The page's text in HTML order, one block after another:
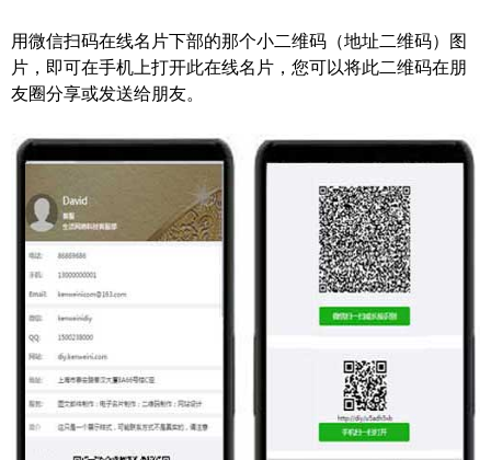
用微信扫码在线名片下部的那个小二维码（地址二维码）图
片，即可在手机上打开此在线名片，您可以将此二维码在朋
友圈分享或发送给朋友。